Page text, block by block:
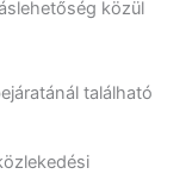
közül
található